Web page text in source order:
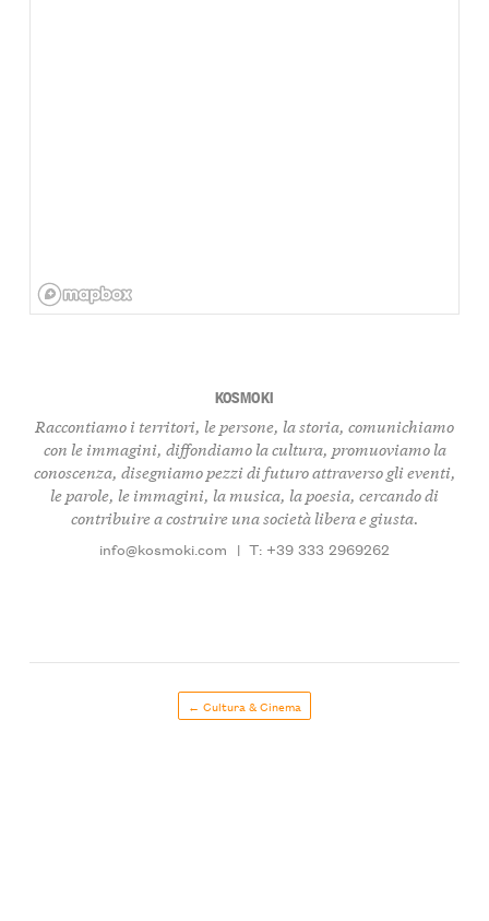
KOSMOKI
Raccontiamo i territori, le persone, la storia, comunichiamo
con le immagini, diffondiamo la cultura, promuoviamo la
conoscenza, disegniamo pezzi di futuro attraverso gli eventi,
le parole, le immagini, la musica, la poesia, cercando di
contribuire a costruire una società libera e giusta.
info@kosmoki.com | T: +39 333 2969262
← Cultura & Cinema